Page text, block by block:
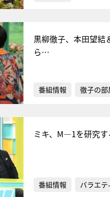
黒柳徹子、本田望結
ら…
番組情報 徹子の部
ミキ、M―1を研究す
番組情報 バラエテ